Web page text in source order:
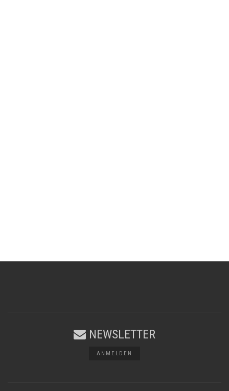
NEWSLETTER
ANMELDEN